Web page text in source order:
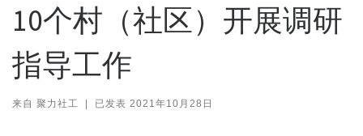
10个村（社区）开展调研
指导工作
来自 聚力社工 | 已发表 2021年10月28日